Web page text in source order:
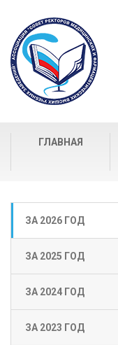
ГЛАВНАЯ
ЗА 2026 ГОД
ЗА 2025 ГОД
ЗА 2024 ГОД
ЗА 2023 ГОД